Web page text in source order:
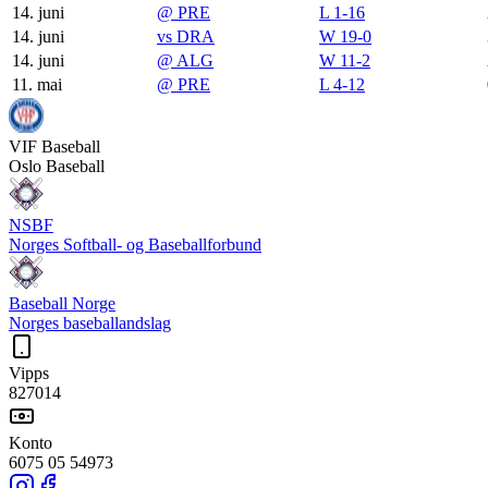
14. juni
@ PRE L 1-16
14. juni
vs DRA W 19-0
14. juni
@ ALG W 11-2
11. mai
@ PRE L 4-12
VIF Baseball
Oslo Baseball
NSBF
Norges Softball- og Baseballforbund
Baseball Norge
Norges baseballandslag
Vipps
827014
Konto
6075 05 54973